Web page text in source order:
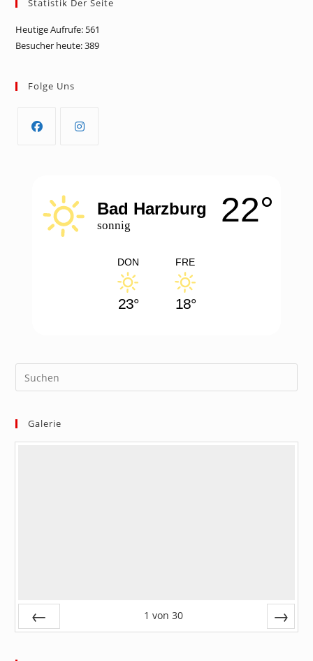
Statistik Der Seite
Heutige Aufrufe: 561
Besucher heute:389
Folge Uns
new
tab
Bad Harzburg
sonnig 22°
DON
23°
FRE
18°
Galerie
1 von 30